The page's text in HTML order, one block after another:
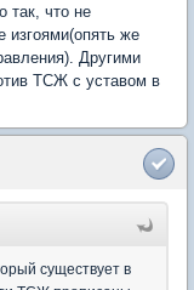
так, что не
же
Другими
ТСЖ с уставом в
существует в